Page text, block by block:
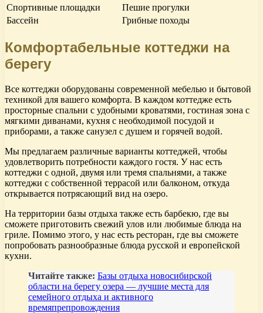
Спортивные площадки
Пешие прогулки
Бассейн
Грибные походы
Комфортабельные коттеджи на
берегу
Все коттеджи оборудованы современной мебелью и бытовой
техникой для вашего комфорта. В каждом коттедже есть
просторные спальни с удобными кроватями, гостиная зона с
мягкими диванами, кухня с необходимой посудой и
приборами, а также санузел с душем и горячей водой.
Мы предлагаем различные варианты коттеджей, чтобы
удовлетворить потребности каждого гостя. У нас есть
коттеджи с одной, двумя или тремя спальнями, а также
коттеджи с собственной террасой или балконом, откуда
открывается потрясающий вид на озеро.
На территории базы отдыха также есть барбекю, где вы
сможете приготовить свежий улов или любимые блюда на
гриле. Помимо этого, у нас есть ресторан, где вы сможете
попробовать разнообразные блюда русской и европейской
кухни.
Читайте также: Базы отдыха новосибирской
области на берегу озера — лучшие места для
семейного отдыха и активного
времяпрепровождения